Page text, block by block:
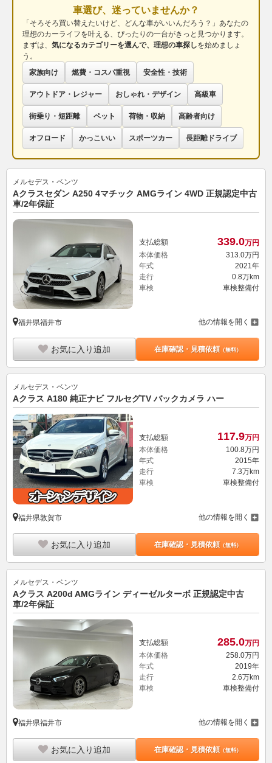
車選び、迷っていませんか？
「そろそろ買い替えたいけど、どんな車がいいんだろう？」あなたの
理想のカーライフを叶える、ぴったりの一台がきっと見つかります。
まずは、 気になるカテゴリーを選んで、理想の車探しを始めましょ
う。
家族向け
燃費・コスパ重視 安全性・技術
アウトドア・レジャー おしゃれ・デザイン 高級車
街乗り・短距離 ペット 荷物・収納 高齢者向け
オフロード かっこいい スポーツカー 長距離ドライブ
メルセデス・ベンツ
Aクラスセダン A250 4マチック AMGライン 4WD 正規認定中古
車/2年保証
支払総額 339.0万円
本体価格
313. 0万円
年式
2021年
走行
0.8万km
車検
車検整備付
福井県福井市 他の情報を開く
お気に入り追加 在庫確認・見積依頼（無料）
メルセデス・ベンツ
Aクラス A180 純正ナビ フルセグTV バックカメラ ハー
支払総額 117.9万円
本体価格
100.8万円
年式
2015年
走行
7.3万km
車検
車検整備付
福井県敦賀市 他の情報を開く
お気に入り追加 在庫確認・見積依頼（無料）
メルセデス・ベンツ
Aクラス A200d AMGライン ディーゼルターボ 正規認定中古
車/2年保証
支払総額 285.0万円
本体価格
258. 0万円
年式
2019年
走行
2.6万km
車検
車検整備付
福井県福井市 他の情報を開く
お気に入り追加 在庫確認・見積依頼（無料）